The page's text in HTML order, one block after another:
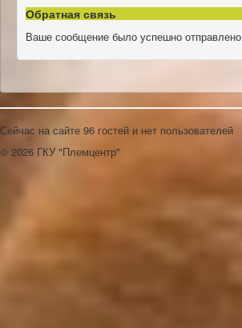
Обратная связь
Ваше сообщение было успешно отправлено
Сейчас на сайте 96 гостей и нет пользователей
© 2026 ГКУ "Племцентр"